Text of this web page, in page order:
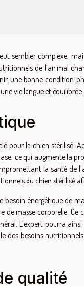
sembler complexe,
de l’animal
une bonne condition
vie longue et
pour le chien stérilisé.
ce qui augmente la
la santé de
du chien stérilisé
énergétique de
masse corporelle. Ce
L’expert pourra
des besoins
qualité